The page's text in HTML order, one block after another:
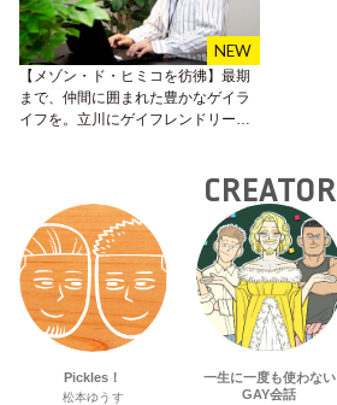
【メゾン・ド・ヒミコを彷彿】最期
まで、仲間に囲まれた豊かなゲイラ
イフを。立川にゲイフレンドリー高
CREATOR
Pickles！
松本ゆうす
一生に一度も使わない
GAY会話